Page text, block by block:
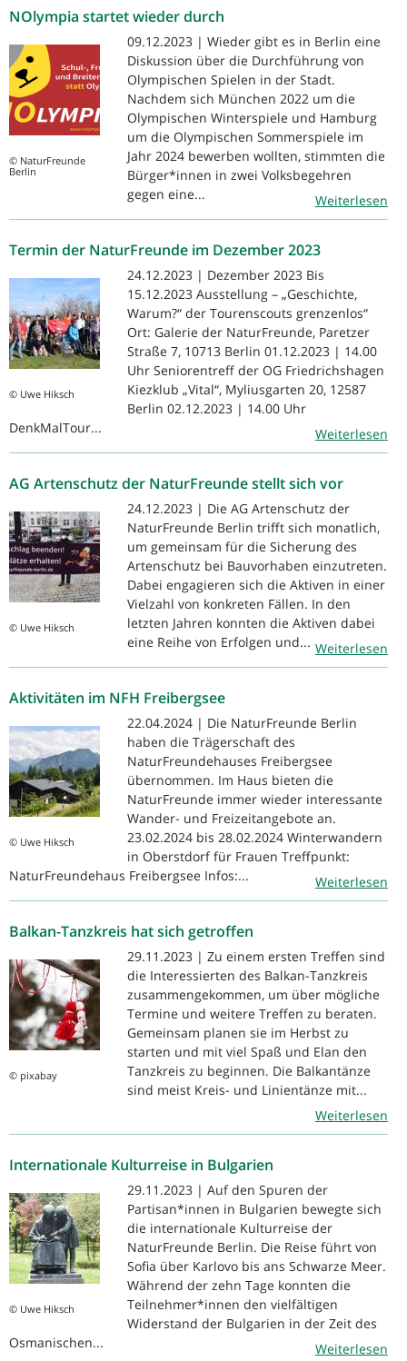
NOlympia startet wieder durch
© NaturFreunde
Berlin
09.12.2023 | Wieder gibt es in Berlin eine
Diskussion über die Durchführung von
Olympischen Spielen in der Stadt.
Nachdem sich München 2022 um die
Olympischen Winterspiele und Hamburg
um die Olympischen Sommerspiele im
Jahr 2024 bewerben wollten, stimmten die
Bürger*innen in zwei Volksbegehren
gegen eine...
Weiterlesen
Termin der NaturFreunde im Dezember 2023
© Uwe Hiksch
24.12.2023 | Dezember 2023 Bis
15.12.2023 Ausstellung – „Geschichte,
Warum?“ der Tourenscouts grenzenlos“
Ort: Galerie der NaturFreunde, Paretzer
Straße 7, 10713 Berlin 01.12.2023 | 14.00
Uhr Seniorentreff der OG Friedrichshagen
Kiezklub „Vital“, Myliusgarten 20, 12587
Berlin 02.12.2023 | 14.00 Uhr
DenkMalTour...
Weiterlesen
AG Artenschutz der NaturFreunde stellt sich vor
© Uwe Hiksch
24.12.2023 | Die AG Artenschutz der
NaturFreunde Berlin trifft sich monatlich,
um gemeinsam für die Sicherung des
Artenschutz bei Bauvorhaben einzutreten.
Dabei engagieren sich die Aktiven in einer
Vielzahl von konkreten Fällen. In den
letzten Jahren konnten die Aktiven dabei
eine Reihe von Erfolgen und... Weiterlesen
Aktivitäten im NFH Freibergsee
© Uwe Hiksch
22.04.2024 | Die NaturFreunde Berlin
haben die Trägerschaft des
NaturFreundehauses Freibergsee
übernommen. Im Haus bieten die
NaturFreunde immer wieder interessante
Wander- und Freizeitangebote an.
23.02.2024 bis 28.02.2024 Winterwandern
in Oberstdorf für Frauen Treffpunkt:
NaturFreundehaus Freibergsee Infos:...
Weiterlesen
Balkan-Tanzkreis hat sich getroffen
© pixabay
29.11.2023 | Zu einem ersten Treffen sind
die Interessierten des Balkan-Tanzkreis
zusammengekommen, um über mögliche
Termine und weitere Treffen zu beraten.
Gemeinsam planen sie im Herbst zu
starten und mit viel Spaß und Elan den
Tanzkreis zu beginnen. Die Balkantänze
sind meist Kreis- und Linientänze mit...
Weiterlesen
Internationale Kulturreise in Bulgarien
© Uwe Hiksch
29.11.2023 | Auf den Spuren der
Partisan*innen in Bulgarien bewegte sich
die internationale Kulturreise der
NaturFreunde Berlin. Die Reise führt von
Sofia über Karlovo bis ans Schwarze Meer.
Während der zehn Tage konnten die
Teilnehmer*innen den vielfältigen
Widerstand der Bulgarien in der Zeit des
Osmanischen...
Weiterlesen